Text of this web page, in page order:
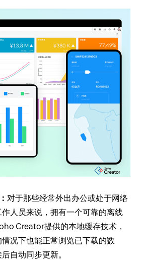
对于那些经常外出办公或处于网络
人员来说，拥有一个可靠的离线
Creator提供的本地缓存技术，
况下也能正常浏览已下载的数
自动同步更新。